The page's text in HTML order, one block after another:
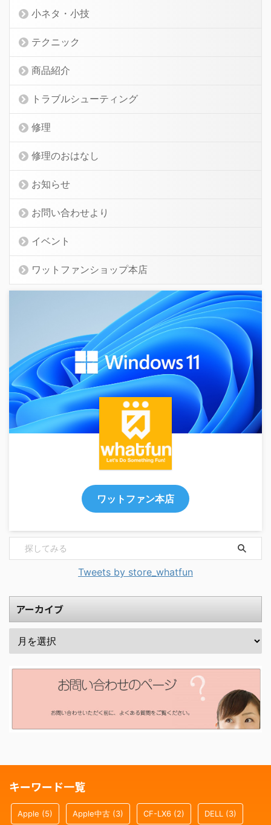
小ネタ・小技
テクニック
商品紹介
トラブルシューティング
修理
修理のおはなし
お知らせ
お問い合わせより
イベント
ワットファンショップ本店
ワットファン本店
Tweets by store_whatfun
アーカイブ
キーワード一覧
Apple (5) Apple中古 (3) CF-LX6 (2) DELL (3)